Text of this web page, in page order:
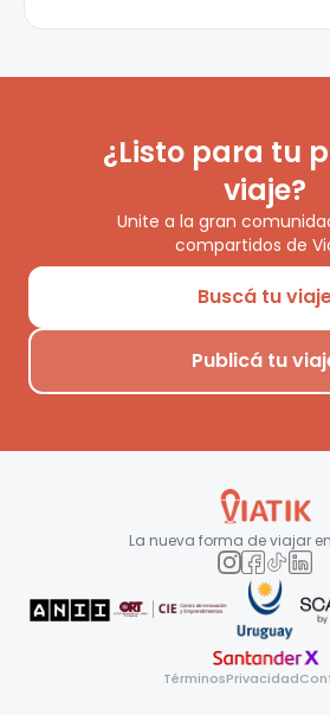
¿Listo para tu
viaje?
Unite a la gran
compartidos de
Buscá tu
Publicá tu
La nueva forma de viajar en
TérminosPrivacidad